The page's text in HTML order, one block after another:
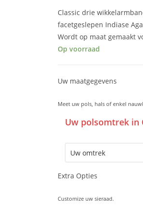
Classic drie
facetgeslepen Indiase
Wordt op maat gemaakt
Op voorraad
Uw maatgegevens
Meet uw pols, hals of enkel
Uw polsomtrek in
Extra Opties
Customize uw sieraad.